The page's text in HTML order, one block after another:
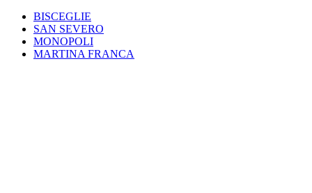
BISCEGLIE
SAN SEVERO
MONOPOLI
MARTINA FRANCA